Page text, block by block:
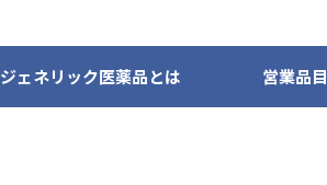
ジェネリック医薬品とは 営業品目